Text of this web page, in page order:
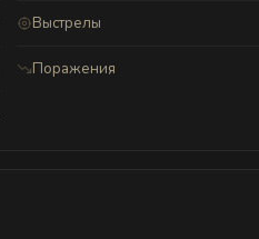
Выстрелы
Поражения